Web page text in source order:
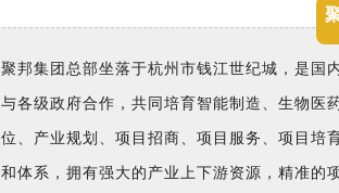
聚邦集团总部坐落于杭州市钱江世纪城，是国
与各级政府合作，共同培育智能制造、生物医
位、产业规划、项目招商、项目服务、项目培
和体系，拥有强大的产业上下游资源，精准的